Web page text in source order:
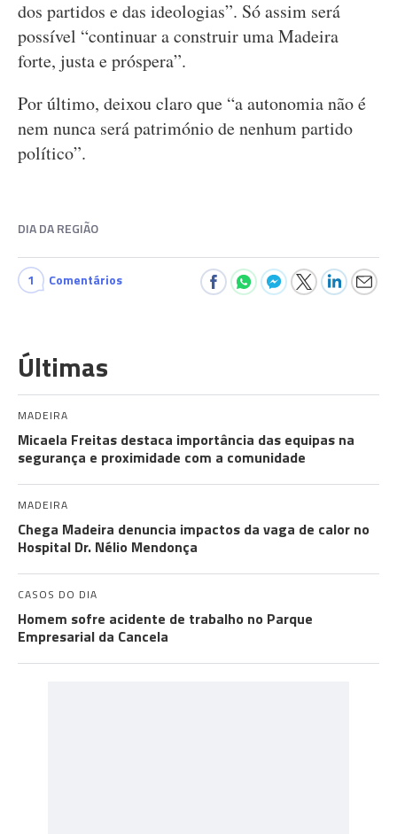
dos partidos e das ideologias”. Só assim será
possível “continuar a construir uma Madeira
forte, justa e próspera”.
Por último, deixou claro que “a autonomia não é
nem nunca será património de nenhum partido
político”.
DIA DA REGIÃO
1 Comentários
Últimas
MADEIRA
Micaela Freitas destaca importância das equipas na
segurança e proximidade com a comunidade
MADEIRA
Chega Madeira denuncia impactos da vaga de calor no
Hospital Dr. Nélio Mendonça
CASOS DO DIA
Homem sofre acidente de trabalho no Parque
Empresarial da Cancela